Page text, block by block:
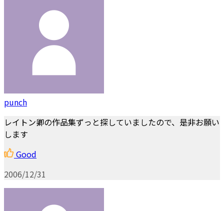
punch
レイトン卿の作品集ずっと探していましたので、是非お願い
します
Good
2006/12/31